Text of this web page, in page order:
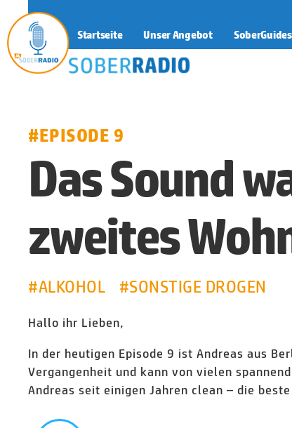
Startseite Unser Angebot SoberGuides
#EPISODE 9
Das Sound
zweites
#ALKOHOL #SONSTIGE DROGEN
Hallo ihr Lieben,
In der heutigen Episode 9 ist Andreas aus
Vergangenheit und kann von vielen
Andreas seit einigen Jahren clean – die